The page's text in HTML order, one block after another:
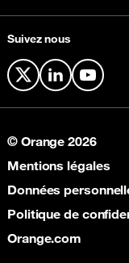
Suivez nous
X LinkedIn
© Orange 2026
Mentions légales
Données
Politique de
Orange.com